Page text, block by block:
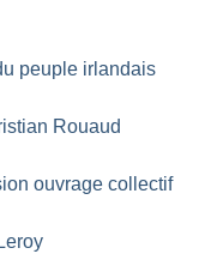
peuple irlandais
Rouaud
ouvrage collectif